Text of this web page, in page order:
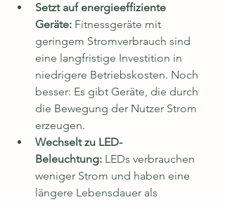
Setzt auf energieeffiziente
Geräte: Fitnessgeräte mit
geringem Stromverbrauch sind
eine langfristige Investition in
niedrigere Betriebskosten. Noch
besser: Es gibt Geräte, die durch
die Bewegung der Nutzer Strom
erzeugen.
Wechselt zu LED-
Beleuchtung: LEDs verbrauchen
weniger Strom und haben eine
längere Lebensdauer als